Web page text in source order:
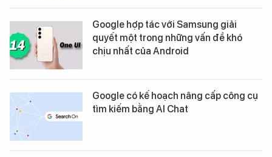
Google hợp tác với Samsung giải
quyết một trong những vấn đề khó
chịu nhất của Android
Google có kế hoạch nâng cấp công cụ
tìm kiếm bằng AI Chat